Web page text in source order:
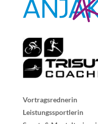
Vortragsrednerin
Leistungssportlerin